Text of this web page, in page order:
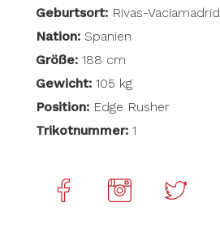
Geburtsort:Rivas-Vaciamadrid
Nation:Spanien
Größe:188 cm
Gewicht:105 kg
Position:Edge Rusher
Trikotnummer: 1